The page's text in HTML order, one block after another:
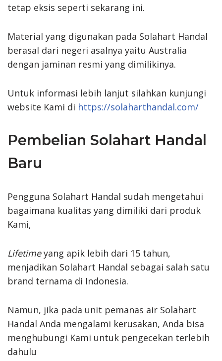
tetap eksis seperti sekarang ini.
Material yang digunakan pada Solahart Handal
berasal dari negeri asalnya yaitu Australia
dengan jaminan resmi yang dimilikinya.
Untuk informasi lebih lanjut silahkan kunjungi
website Kami di https://solaharthandal.com/
Pembelian Solahart Handal
Baru
Pengguna Solahart Handal sudah mengetahui
bagaimana kualitas yang dimiliki dari produk
Kami,
Lifetimeyang apik lebih dari 15 tahun,
menjadikan Solahart Handal sebagai salah satu
brand ternama di Indonesia.
Namun, jika pada unit pemanas air Solahart
Handal Anda mengalami kerusakan, Anda bisa
menghubungi Kami untuk pengecekan terlebih
dahulu